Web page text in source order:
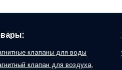
клапаны для воды
клапан для воздуха,